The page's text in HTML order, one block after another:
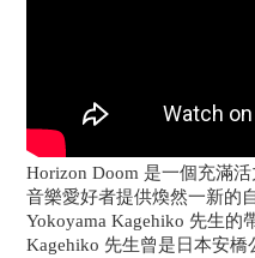
Horizon Doom 是一個充滿
音樂愛好者提供煥然一新的
Yokoyama Kagehiko 先生的
Kagehiko 先生曾是日本安